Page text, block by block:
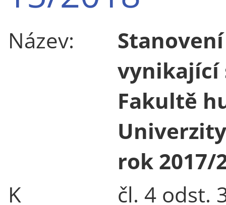
Název:
vynikající
Fakultě
rok 2017/
K
čl. 4 odst.